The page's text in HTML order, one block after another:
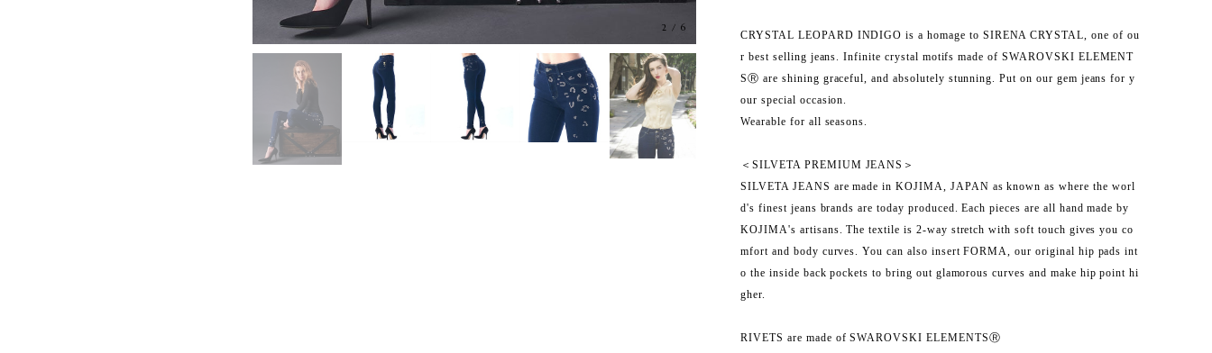
2 /6
CRYSTAL LEOPARD INDIGO is a homage to SIRENA CRYSTAL, one of ou
r best selling jeans. Infinite crystal motifs made of SWAROVSKI ELEMENT
SⓇ are shining graceful, and absolutely stunning. Put on our gem jeans for y
our special occasion.
Wearable for all seasons.
＜SILVETA PREMIUM JEANS＞
SILVETA JEANS are made in KOJIMA, JAPAN as known as where the worl
d's finest jeans brands are today produced. Each pieces are all hand made by
KOJIMA's artisans. The textile is 2-way stretch with soft touch gives you co
mfort and body curves. You can also insert FORMA, our original hip pads int
o the inside back pockets to bring out glamorous curves and make hip point hi
gher.
RIVETS are made of SWAROVSKI ELEMENTSⓇ